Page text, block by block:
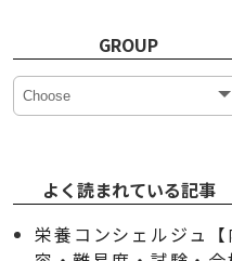
GROUP
よく読まれている記事
栄養コンシェルジュ【